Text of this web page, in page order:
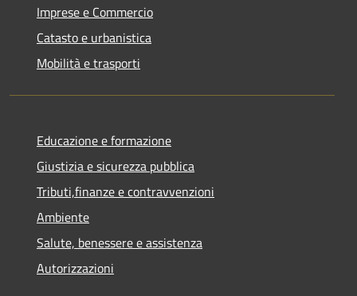
Imprese e Commercio
Catasto e urbanistica
Mobilità e trasporti
Educazione e formazione
Giustizia e sicurezza pubblica
Tributi,finanze e contravvenzioni
Ambiente
Salute, benessere e assistenza
Autorizzazioni